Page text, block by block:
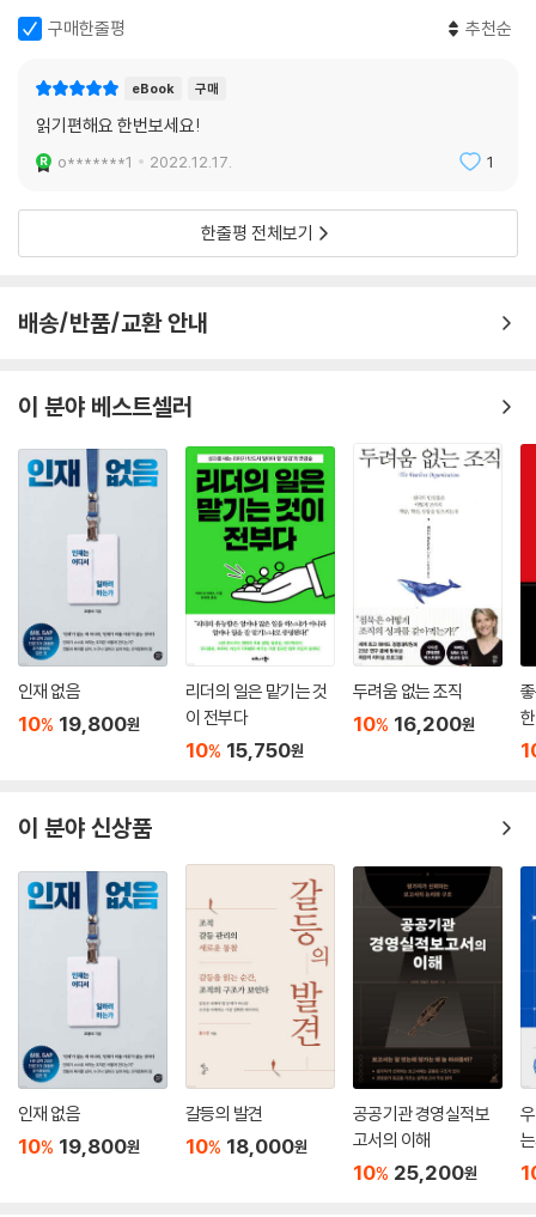
에 들어오라고 요구하는 것은 무신경해 보일 수 있다. 어떤 사람들은 불특
일대일로 마주 보는 상황을 좋아하지 않는다. 그보다는 전화 통화를 하거
나 직접 만나서 대화하거나 이메일이나 메시지를 보내는 편이 나을 수도
있다. 선호하는 방법이 무엇이든 그 방법을 먼저 알아낸 후에 적절한 소통
채널을 결정하라.
--- p.277
호기심을 키우면 인지적 공감 능력이 높아지고, 그럼으로써 리더십 역량이
물을 극복하는 과정이 활력을 주는 일로 리프레이밍된다. 변화를 두려운
--- p.284~285
직원들이 악용할 것을 상정하고 수립되는 직장 정책들이 너무나 많다. 하
지만 직원들이 경영진을 신뢰하고 규범을 존중하리라고 가정하는 것이 더
나은 접근법이라는 증거가 계속 쌓이고 있다. 몰입하지 않는 20퍼센트의
직원을 위한 정책을 추진해서는 안 된다. 신뢰를 잃을 만한 어떠한 행동도
한 적이 없는 나머지 80퍼센트를 동기부여하는 데 초점을 맞추어야 한다.
--- p.291~292
리더는 직원들이 스스로 필터를 조정할 수 있도록 도와야 한다. 웰빙을 위
해 사탕발림을 하거나 극단적인 낙천주의를 실천하라는 뜻이 아니다. 하지
만 직원들이 미래에 대한 통제력이 생각보다 많음을 깨달을 수 있도록 도
구를 주는 일은 중요하다.
우리가 일상적인 업무를 더 큰 무언가와 결부시킬 수 있을 때 그 업무는 훨
씬 더 큰 의미를 얻게 된다. 당신이 제조회사의 생산라인에서 근무하는 직
원들의 팀장이라고 상상해보라. 직원들은 매일무엇을 만들고 있는가? 차
량의 브레이크를 만들고 있는가? 아니면 임산부가 병원까지 안전하게 도
착하느냐, 도중에 사고를 당하느냐의 차이를 만들고 있는가? 휠체어를 만
들고 있는가? 아니면 최근 장애를 얻은 한 아버지가 마침내 이동의 자유를
얻어 직장에 복귀할 수 있도록 돕고 있는가? 부동산을 팔고 있는가? 아니
면 사람들이 안전하다고 느끼는 장소, 생활을 시작할 수 있는 공간, 아름답
게 나이들 수 있는 집을 찾아주고 있는가?
--- p.328
세계직장웰빙위원회의 의장인 얀-에마뉘엘 드니브는 웰빙이 비즈니스 성
과에 끼치는 인과적 영향을 여러 해에 걸쳐 입증했다. 2018년 보고서에는
며 금전적 스트레스 요인이 많고 외로움을 많이 타기 때문인 것으로 드러
났다(25~26쪽). 모스는 이 책에서 밀레니얼 세대의 리더들이 번아웃을
능력을 키우며, 행복을 전략적 우선순위로 삼고, 번아웃을 예방하기 위해
직원들에게 권하는 바를 스스로 먼저 실천하기를 권한다.
의 일치’, ‘워케이션’으로 이어지는 밀레니얼 세대의 삶이 경쟁과 비교, 효
능감에 대한 강박관념으로 이어져 자신을 착취하고 소진하게 된다고 설명
말했다. 또한 이 책에서 제안하는 조언들(직원들이 통제력을 상실했다고
회를 만들라는 등)이 주치의로서 내담자에게 제안하는 회복 방안들과 매
우 닮았다고 말하며, 자율성과 빈약한 인간관계에 대한 저자의 통찰이 정
신건강 전문의로서도 상당히 흥미로운 부분이었다고 덧붙였다.
정신건강 전문가들은 혼자 사는 사람들이 많아진 추세에 대해 우려를 표한
다. 독신 생활이 우울감, 삶의 질 저하, 건강 문제와 결부된다는 연구 결과
때문이다. 현재 노동 인구에서 가장 비율이 큰 밀레니얼 세대는 가장 외로
움을 많이 타는 세대다. 런던 기반의 조사 분석 기업 유고브의 조사에 따르
면 밀레니얼 세대 열 명 중 세 명은 항상 또는 자주 외로움을 느낀다고 한
면 밀레니얼 세대의 66퍼센트는 직장에서 친구를 사귀기가 어렵다고 느
꼈다. 이는 베이비부머 세대의 23퍼센트 미만이 그렇게 느끼는 것과 대조
어떻게 심리적 안전을 확보하고 창의성과 생산성 높은 조직을 만들 수 있
세계적인 번아웃 전문가가 말하는 떠나기 싫은 조직의 핵심 전략
구글의 연구팀 ‘아리스토텔레스 프로젝트’는 여러 해에 걸쳐 상위 100개의
고성과 팀을 분석해 다음과 같은 사실을 찾아냈다. 첫째, 고성과 팀의 구성
원들은 회의 중 고르게 아이디어, 해결책, 생각, 계획 등을 공유했다. 둘째,
고성과 팀의 구성원들은 모두 비언어적 신호를 바탕으로 다른 사람의 기분
을 파악하는 능력이 뛰어났다(269쪽). 동료 혹은 리더에게 공감을 얻지
못할 때 번아웃이 증가할 수 있음은 연구와 사례를 통해 확인된 사실이다.
이외에도 저자는 점심 배식 속도를 늦추면 ‘긍정적인 충돌’이 더 많이 나타
난다는 데이터 분석 결과와 소규모 팀이 피드백 강화와 커뮤니케이션 개선
면에서도 유리해 번아웃을 감소하는 효과가 있다는 연구 결과를 소개한다.
구매한줄평 추천순
eBook 구매
읽기편해요 한번보세요!
o*******1 2022.12.17. 1
한줄평 전체보기
배송/반품/교환 안내
이 분야 베스트셀러
인재 없음
10% 19,800원
리더의 일은 맡기는 것
이 전부다
10% 15,750원
두려움 없는 조직
10% 16,200원
이 분야 신상품
인재 없음
10% 19,800원
갈등의 발견
10% 18,000원
공공기관 경영실적보
고서의 이해
10% 25,200원